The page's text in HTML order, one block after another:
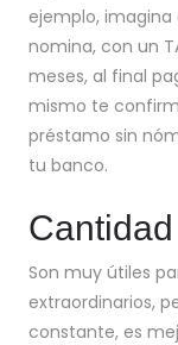
ejemplo, imagina
nomina, con un
meses, al final
mismo te
préstamo sin
tu banco.
Son muy útiles
extraordinarios,
constante, es